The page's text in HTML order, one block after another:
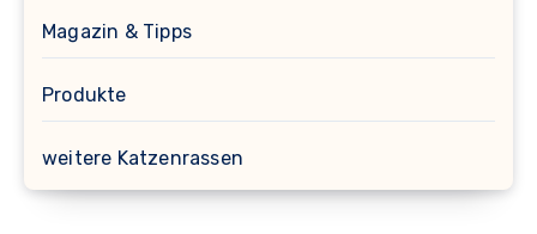
Magazin & Tipps
Produkte
weitere Katzenrassen